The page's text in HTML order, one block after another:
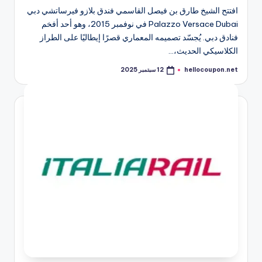
افتتح الشيخ طارق بن فيصل القاسمي فندق بلازو فيرساتشي دبي
Palazzo Versace Dubai في نوفمبر 2015، وهو أحد أفخم
فنادق دبي. يُجسّد تصميمه المعماري قصرًا إيطاليًا على الطراز
الكلاسيكي الحديث،…
تمّ
بواسطة
hellocoupon.net 12 سبتمبر 2025